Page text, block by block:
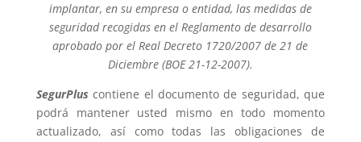
implantar, en su empresa o entidad, las medidas de
seguridad recogidas en el Reglamento de desarrollo
aprobado por el Real Decreto 1720/2007 de 21 de
Diciembre (BOE 21-12-2007).
SegurPlus contiene el documento de seguridad, que
podrá mantener usted mismo en todo momento
actualizado, así como todas las obligaciones de